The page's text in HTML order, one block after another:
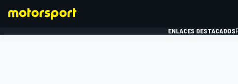
ENLACES DESTACADOS